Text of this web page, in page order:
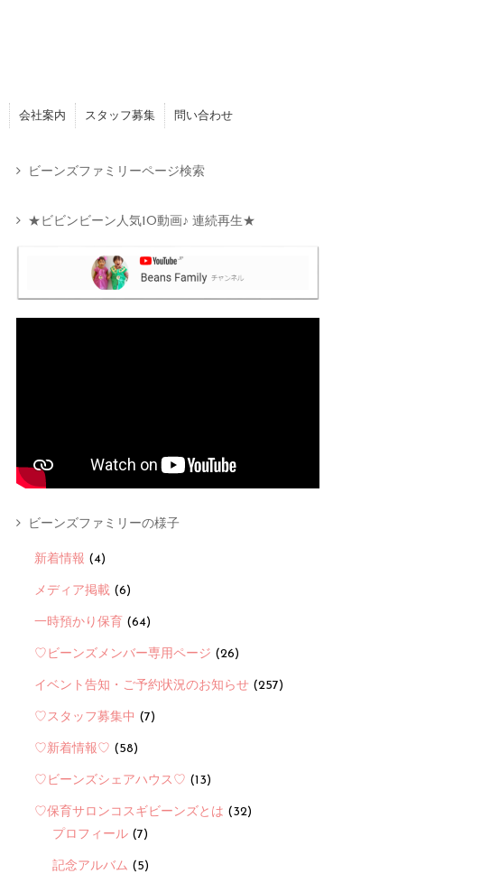
会社案内 スタッフ募集 問い合わせ
ビーンズファミリーページ検索
★ビビンビーン人気10動画♪ 連続再生★
ビーンズファミリーの様子
新着情報 (4)
メディア掲載 (6)
一時預かり保育 (64)
♡ビーンズメンバー専用ページ (26)
イベント告知・ご予約状況のお知らせ (257)
♡スタッフ募集中 (7)
♡新着情報♡ (58)
♡ビーンズシェアハウス♡ (13)
♡保育サロンコスギビーンズとは (32)
プロフィール (7)
記念アルバム (5)